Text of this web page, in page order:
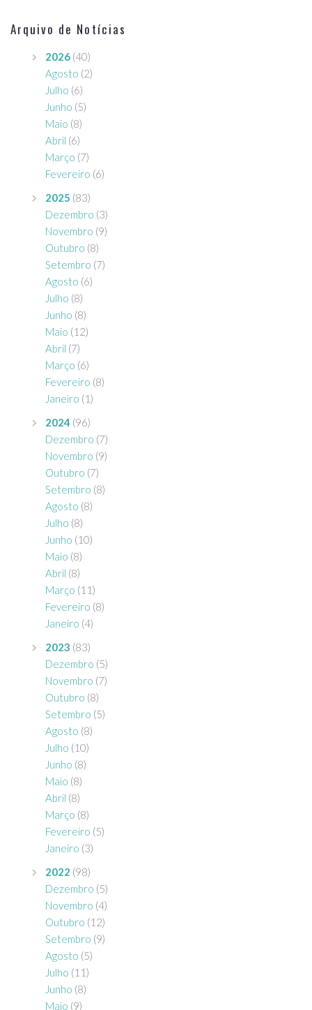
Arquivo de Notícias
2026 (40)
Agosto (2)
Julho (6)
Junho (5)
Maio (8)
Abril (6)
Março (7)
Fevereiro (6)
2025 (83)
Dezembro (3)
Novembro (9)
Outubro (8)
Setembro (7)
Agosto (6)
Julho (8)
Junho (8)
Maio (12)
Abril (7)
Março (6)
Fevereiro (8)
Janeiro (1)
2024 (96)
Dezembro (7)
Novembro (9)
Outubro (7)
Setembro (8)
Agosto (8)
Julho (8)
Junho (10)
Maio (8)
Abril (8)
Março (11)
Fevereiro (8)
Janeiro (4)
2023 (83)
Dezembro (5)
Novembro (7)
Outubro (8)
Setembro (5)
Agosto (8)
Julho (10)
Junho (8)
Maio (8)
Abril (8)
Março (8)
Fevereiro (5)
Janeiro (3)
2022 (98)
Dezembro (5)
Novembro (4)
Outubro (12)
Setembro (9)
Agosto (5)
Julho (11)
Junho (8)
Maio (9)